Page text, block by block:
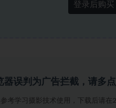
登录后购买
误判为广告拦截，请多点
考学习摄影技术使用，下载后请